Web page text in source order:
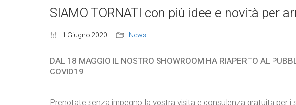
SIAMO TORNATI con più idee e novità per
1 Giugno 2020 News
DAL 18 MAGGIO IL NOSTRO SHOWROOM HA RIAPERTO AL
COVID19
Prenotate senza impegno la vostra visita e consulenza gratuita per i